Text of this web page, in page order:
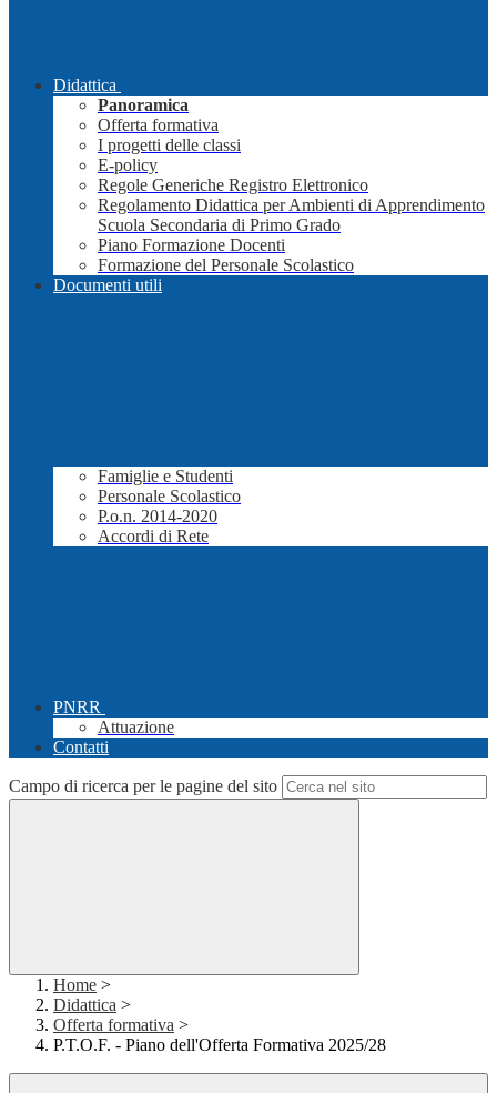
Didattica
Panoramica
Offerta formativa
I progetti delle classi
E-policy
Regole Generiche Registro Elettronico
Regolamento Didattica per Ambienti di Apprendimento
Scuola Secondaria di Primo Grado
Piano Formazione Docenti
Formazione del Personale Scolastico
Documenti utili
Famiglie e Studenti
Personale Scolastico
P.o.n. 2014-2020
Accordi di Rete
PNRR
Attuazione
Contatti
Campo di ricerca per le pagine del sito
Home >
Didattica >
Offerta formativa >
P.T.O.F. - Piano dell'Offerta Formativa 2025/28